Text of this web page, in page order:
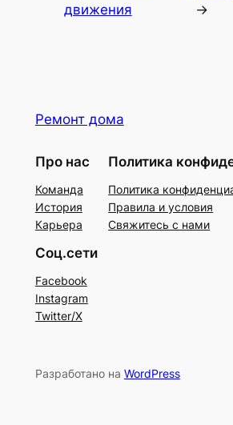
движения
→
Ремонт дома
Про нас
Команда
История
Карьера
Политика
Политика
Правила и условия
Свяжитесь с нами
Соц.сети
Facebook
Instagram
Twitter/X
Разработано на WordPress